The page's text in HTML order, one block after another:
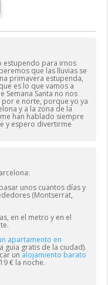
estupendo para irnos
que las lluvias se
primavera estupenda,
es lo que vamos a
Semana Santa no nos
e norte, porque yo ya
y a la zona de la
han hablado siempre
y espero divertirme
unos cuantos días y
(Montserrat,
en el metro y en el
apartamento en
guia gratis de la ciudad).
un alojamiento barato
€ la noche.